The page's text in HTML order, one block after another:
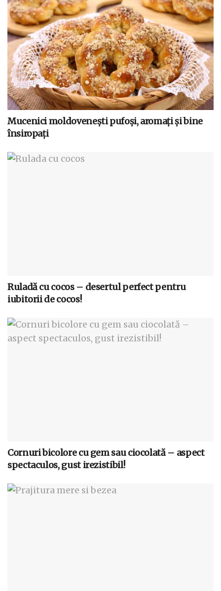
Mucenici moldovenești pufoși, aromați și bine
însiropați
Ruladă cu cocos – desertul perfect pentru
iubitorii de cocos!
Cornuri bicolore cu gem sau ciocolată – aspect
spectaculos, gust irezistibil!